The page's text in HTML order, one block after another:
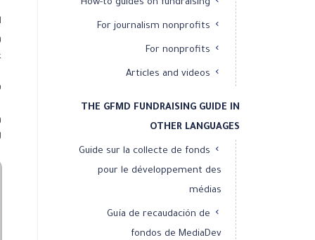
How-to guides on fundraising
For journalism nonprofits
For nonprofits
Articles and videos
THE GFMD FUNDRAISING GUIDE IN
OTHER LANGUAGES
Guide sur la collecte de fonds
pour le développement des
médias
Guía de recaudación de
fondos de MediaDev